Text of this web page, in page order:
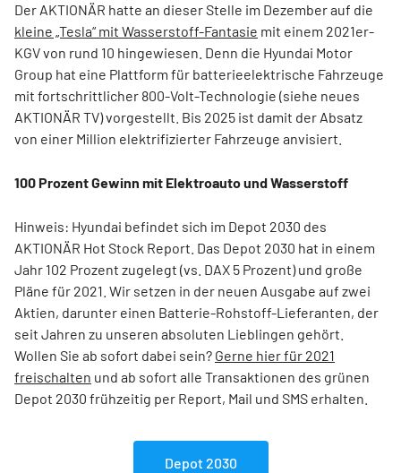
Der AKTIONÄR hatte an dieser Stelle im Dezember auf die
kleine „Tesla“ mit Wasserstoff-Fantasie mit einem 2021er-
KGV von rund 10 hingewiesen. Denn die Hyundai Motor
Group hat eine Plattform für batterieelektrische Fahrzeuge
mit fortschrittlicher 800-Volt-Technologie (siehe neues
AKTIONÄR TV) vorgestellt. Bis 2025 ist damit der Absatz
von einer Million elektrifizierter Fahrzeuge anvisiert.
100 Prozent Gewinn mit Elektroauto und Wasserstoff
Hinweis: Hyundai befindet sich im Depot 2030 des
AKTIONÄR Hot Stock Report. Das Depot 2030 hat in einem
Jahr 102 Prozent zugelegt (vs. DAX 5 Prozent) und große
Pläne für 2021. Wir setzen in der neuen Ausgabe auf zwei
Aktien, darunter einen Batterie-Rohstoff-Lieferanten, der
seit Jahren zu unseren absoluten Lieblingen gehört.
Wollen Sie ab sofort dabei sein? Gerne hier für 2021
freischalten und ab sofort alle Transaktionen des grünen
Depot 2030 frühzeitig per Report, Mail und SMS erhalten.
Depot 2030